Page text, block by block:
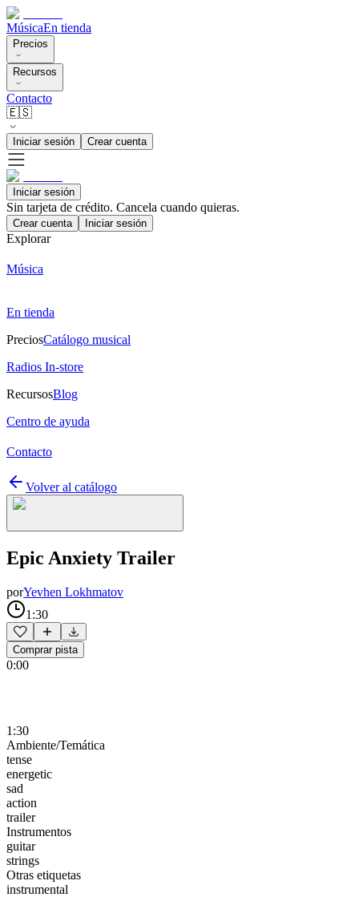
MúsicaEn tienda
Precios
Recursos
Contacto
🇪🇸
Iniciar sesión Crear cuenta
Iniciar sesión
Sin tarjeta de crédito. Cancela cuando quieras.
Crear cuenta Iniciar sesión
Explorar
Música
En tienda
PreciosCatálogo musical
Radios In-store
RecursosBlog
Centro de ayuda
Contacto
Volver al catálogo
Epic Anxiety Trailer
porYevhen Lokhmatov
1:30
Comprar pista
0:00
1:30
Ambiente/Temática
tense
energetic
sad
action
trailer
Instrumentos
guitar
strings
Otras etiquetas
instrumental